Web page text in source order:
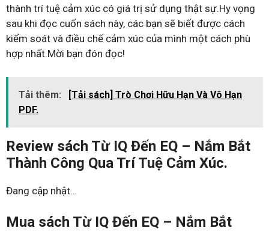
thành trí tuệ cảm xúc có giá trị sử dụng thật sự.Hy vọng
sau khi đọc cuốn sách này, các bạn sẽ biết được cách
kiểm soát và điều chế cảm xúc của mình một cách phù
hợp nhất.Mời bạn đón đọc!
Tải thêm:
[Tải sách] Trò Chơi Hữu Hạn Và Vô Hạn
PDF.
Review sách Từ IQ Đến EQ – Nắm Bắt
Thành Công Qua Trí Tuệ Cảm Xúc.
Đang cập nhật…
Mua sách Từ IQ Đến EQ – Nắm Bắt